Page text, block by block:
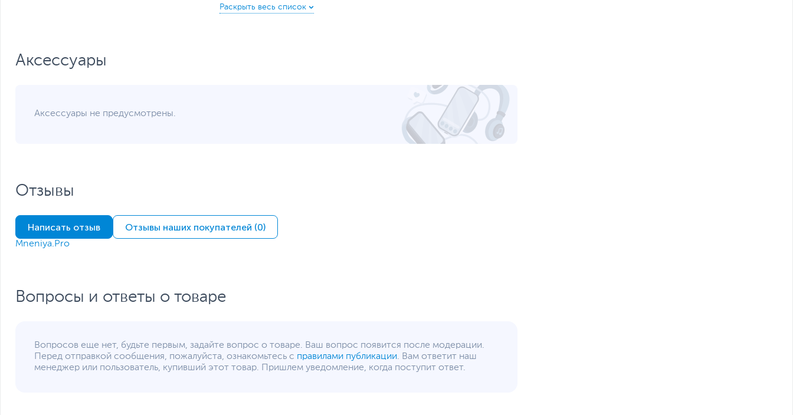
Очистка паром AquaClean с помощью
Присоединительная мощность 1250 Вт
Потребление электроэнергии в режиме
Номинальный ток предохранителя 10 А
Монтажные размеры 37-38 х 56-56.8 х 34 см
Вес с упаковкой
Срок гарантии (мес.)
Ссылка на сайт производителя
Если вы заметили ошибку или неточность в описании товара, пожалуйста, выделите текст с ошибкой и нажмите Ctrl+Enter.
Аксессуары
Аксессуары не предусмотрены.
Отзывы
Написать отзыв Отзывы наших покупателей (0)
Mneniya.Pro
Вопросы и ответы о товаре
Вопросов еще нет, будьте первым, задайте вопрос о товаре. Ваш вопрос появится после модерации.
Перед отправкой сообщения, пожалуйста, ознакомьтесь с правилами публикации. Вам ответит наш
менеджер или пользователь, купивший этот товар. Пришлем уведомление, когда поступит ответ.